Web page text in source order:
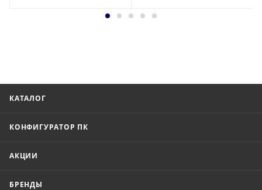
КАТАЛОГ
КОНФИГУРАТОР ПК
АКЦИИ
БРЕНДЫ